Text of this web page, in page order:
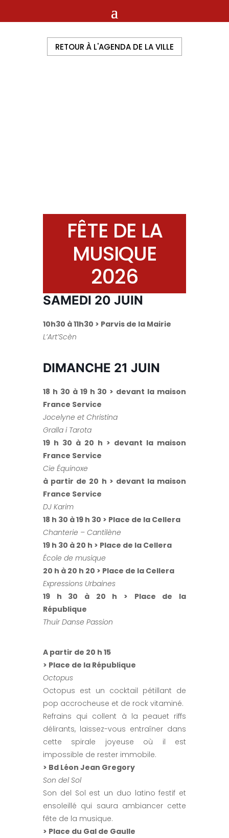
RETOUR À L'AGENDA DE LA VILLE
FÊTE DE LA
MUSIQUE
2026
SAMEDI 20 JUIN
10h30 à 11h30 > Parvis de la Mairie
L’Art’Scèn
DIMANCHE 21 JUIN
18 h 30 à 19 h 30 > devant la maison
France Service
Jocelyne et Christina
Gralla i Tarota
19 h 30 à 20 h > devant la maison
France Service
Cie Équinoxe
à partir de 20 h > devant la maison
France Service
DJ Karim
18 h 30 à 19 h 30 > Place de la Cellera
Chanterie – Cantilène
19 h 30 à 20 h > Place de la Cellera
École de musique
20 h à 20 h 20 > Place de la Cellera
Expressions Urbaines
19 h 30 à 20 h > Place de la
République
Thuir Danse Passion
A partir de 20 h 15
> Place de la République
Octopus
Octopus est un cocktail pétillant de
pop accrocheuse et de rock vitaminé.
Refrains qui collent à la peauet riffs
délirants, laissez-vous entraîner dans
cette spirale joyeuse où il est
impossible de rester immobile.
> Bd Léon Jean Gregory
Son del Sol
Son del Sol est un duo latino festif et
ensoleillé qui saura ambiancer cette
fête de la musique.
> Place du Gal de Gaulle